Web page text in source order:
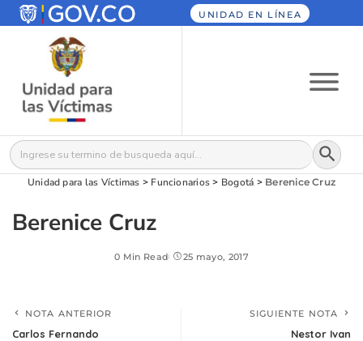
UNIDAD EN LÍNEA
Buscar: Botón
Unidad para las Víctimas > Funcionarios > Bogotá > Berenice Cruz
Berenice Cruz
0 Min Read 25 mayo, 2017
NOTA ANTERIOR
Carlos Fernando
SIGUIENTE NOTA
Nestor Ivan